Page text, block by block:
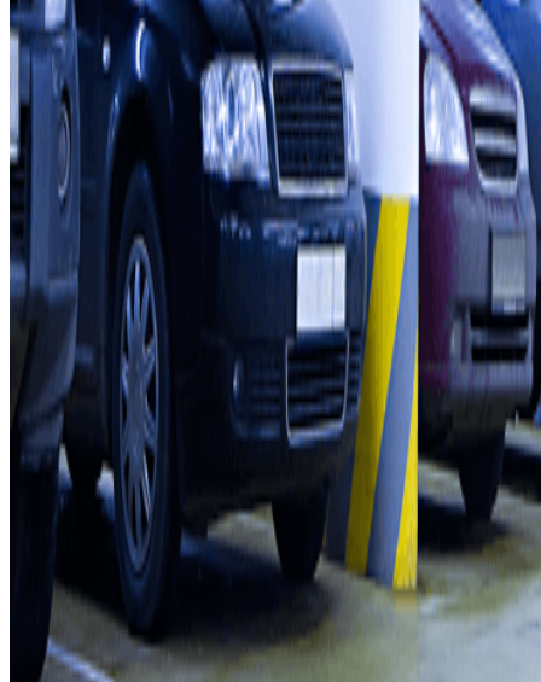
Wie we zijn
Hoe het werkt
Onze parkeergarages
Zullen we samenwerken?
Professionals
Leverancier parkeren
Filialen
Contact
Neem contact met ons op
FAQ
Je kunt deze betaalmethoden gebruiken:
Servicevoorwaarden
Annuleringsvoorwaarden
Cookiebeleid
Cookies beheren
Privacybeleid
Whistleblowing
©2026 Parclick. All rights reserved